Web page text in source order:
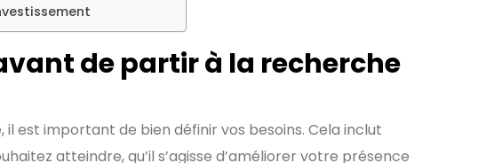
de partir à la recherche
est important de bien définir vos besoins. Cela inclut
atteindre, qu’il s’agisse d’améliorer votre présence